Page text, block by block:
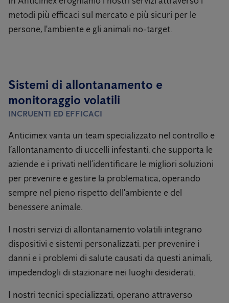
metodi più efficaci sul mercato e più sicuri per le
persone, l'ambiente e gli animali no-target.
Sistemi di allontanamento e
monitoraggio volatili
INCRUENTI ED EFFICACI
Anticimex vanta un team specializzato nel controllo e
l’allontanamento di uccelli infestanti, che supporta le
aziende e i privati nell’identificare le migliori soluzioni
per prevenire e gestire la problematica, operando
sempre nel pieno rispetto dell'ambiente e del
benessere animale.
I nostri servizi di allontanamento volatili integrano
dispositivi e sistemi personalizzati, per prevenire i
danni e i problemi di salute causati da questi animali,
impedendogli di stazionare nei luoghi desiderati.
I nostri tecnici specializzati, operano attraverso